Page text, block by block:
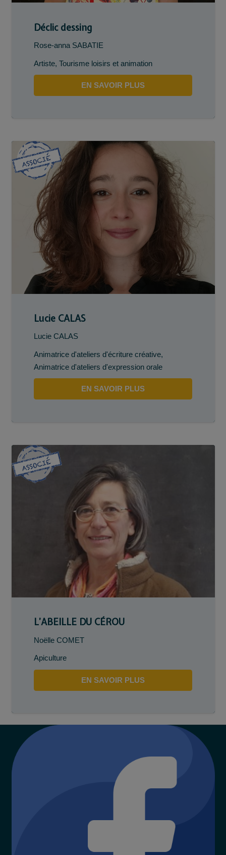
Déclic dessing
Rose-anna SABATIE
Artiste, Tourisme loisirs et animation
EN SAVOIR PLUS
Lucie CALAS
Lucie CALAS
Animatrice d'ateliers d'écriture créative,
Animatrice d'ateliers d'expression orale
EN SAVOIR PLUS
L’ABEILLE DU CÉROU
Noëlle COMET
Apiculture
EN SAVOIR PLUS